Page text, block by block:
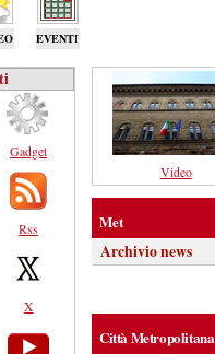
EVENTI
Gadget
Rss
X
Video
Met
Archivio news
Città Metropolitana